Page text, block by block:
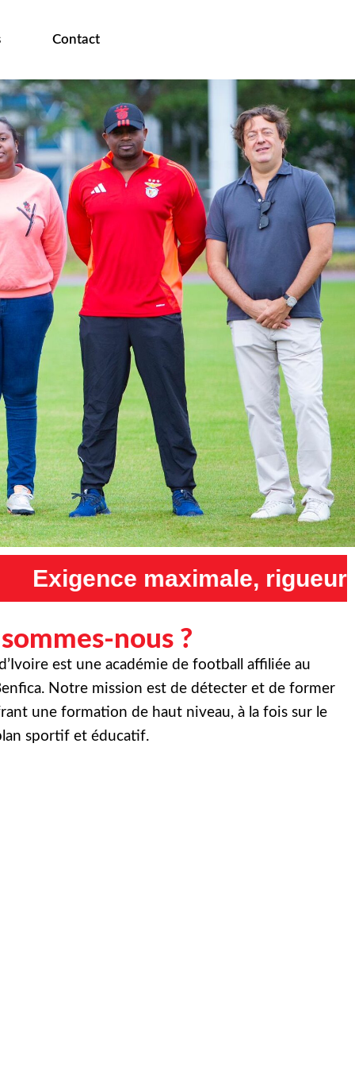
Contact
rigueur maximale et
nous ?
est une académie de football affiliée au
Notre mission est de détecter et de former
une formation de haut niveau, à la fois sur le
sportif et éducatif.